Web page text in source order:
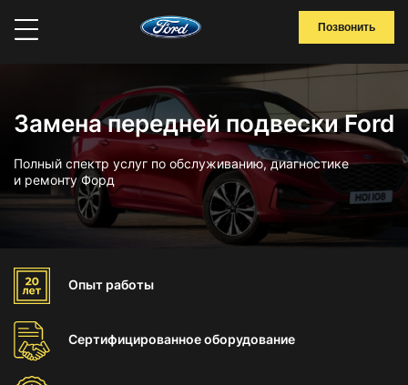
Позвонить
Замена передней подвески Ford
Полный спектр услуг по обслуживанию, диагностике
и ремонту Форд
Опыт работы
Сертифицированноеоборудование